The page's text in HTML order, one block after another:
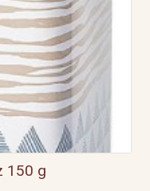
150 g